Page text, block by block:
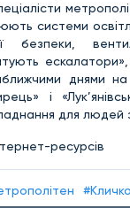
системи
безпеки,
ескалатори»,
днями на
і
для людей з
ресурсів
#Кличко